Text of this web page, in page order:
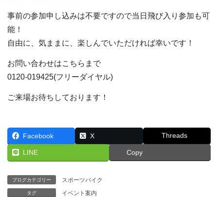
事前の参加申し込みは不要ですので当日飛び入り参加も可
能！
自由に、気ままに、楽しんでいただければ幸いです！
お問い合わせはこちらまで
0120-019425(フリーダイヤル)
ご来場お待ちしております！
Facebook X Threads
LINE Copy
ブログカテゴリー スポーツバイク
タグ イベント案内